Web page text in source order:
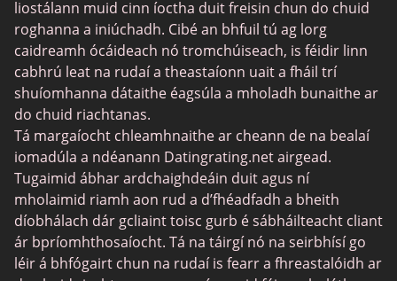
Trans Datu
Láithreáin Datu Sinsearacha
MyLOL
Datu Aerach
Datu Leispiach
Láithreáin um Dhátú Dubh
SugarDaddyMeet
LatinAmericanCupid
liostálann muid cinn íoctha duit freisin chun do chuid
roghanna a iniúchadh. Cibé an bhfuil tú ag lorg
caidreamh ócáideach nó tromchúiseach, is féidir linn
cabhrú leat na rudaí a theastaíonn uait a fháil trí
shuíomhanna dátaithe éagsúla a mholadh bunaithe ar
do chuid riachtanas.
Tá margaíocht chleamhnaithe ar cheann de na bealaí
iomadúla a ndéanann Datingrating.net airgead.
Tugaimid ábhar ardchaighdeáin duit agus ní
mholaimid riamh aon rud a d’fhéadfadh a bheith
díobhálach dár gcliaint toisc gurb é sábháilteacht cliant
ár bpríomhthosaíocht. Tá na táirgí nó na seirbhísí go
léir á bhfógairt chun na rudaí is fearr a fhreastalóidh ar